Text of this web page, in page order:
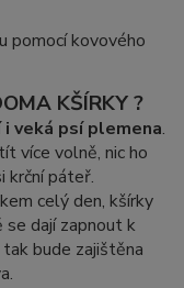
pomocí kovového
KŠÍRKY ?
veká psí plemena.
více volně, nic ho
krční páteř.
celý den, kšírky
se dají zapnout k
bude zajištěna